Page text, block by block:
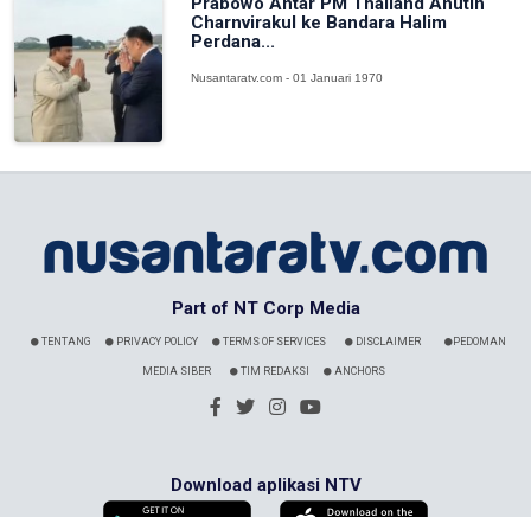
Charnvirakul ke Bandara Halim
Perdana...
Nusantaratv.com - 01 Januari 1970
Part of NT Corp Media
TENTANG PRIVACY POLICY TERMS OF SERVICES DISCLAIMER PEDOMAN
MEDIA SIBER TIM REDAKSI ANCHORS
Download aplikasi NTV